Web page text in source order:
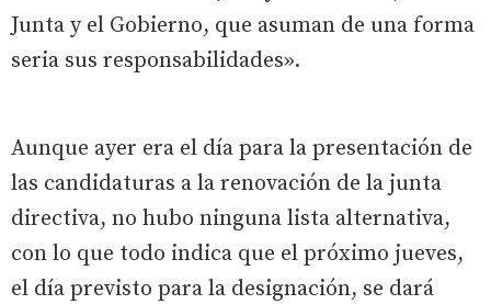
Junta y el Gobierno, que asuman de una forma
seria sus responsabilidades».
Aunque ayer era el día para la presentación de
las candidaturas a la renovación de la junta
directiva, no hubo ninguna lista alternativa,
con lo que todo indica que el próximo jueves,
el día previsto para la designación, se dará